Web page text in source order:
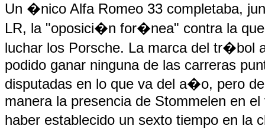
Un �nico Alfa Romeo 33 completaba,
LR, la "oposici�n for�nea" contra la
luchar los Porsche. La marca del tr�bol
podido ganar ninguna de las carreras
disputadas en lo que va del a�o, pero
manera la presencia de Stommelen en
haber establecido un sexto tiempo en la